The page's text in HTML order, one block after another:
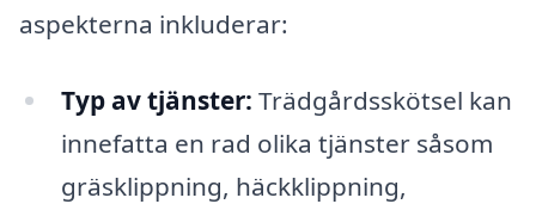
aspekterna inkluderar:
Typ av tjänster: Trädgårdsskötsel kan
innefatta en rad olika tjänster såsom
gräsklippning, häckklippning,